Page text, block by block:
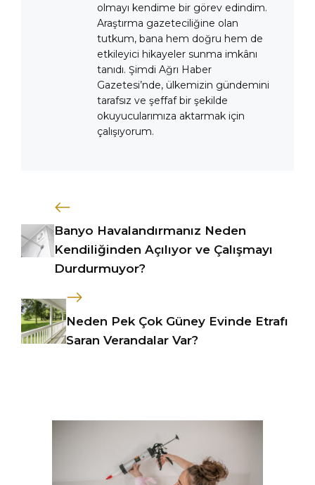
olmayı kendime bir görev edindim.
Araştırma gazeteciliğine olan
tutkum, bana hem doğru hem de
etkileyici hikayeler sunma imkânı
tanıdı. Şimdi Ağrı Haber
Gazetesi’nde, ülkemizin gündemini
tarafsız ve şeffaf bir şekilde
okuyucularımıza aktarmak için
çalışıyorum.
Banyo Havalandırmanız Neden
Kendiliğinden Açılıyor ve Çalışmayı
Durdurmuyor?
Neden Pek Çok Güney Evinde Etrafı
Saran Verandalar Var?